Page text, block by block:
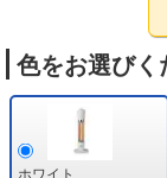
色をお選びく
ホワイト